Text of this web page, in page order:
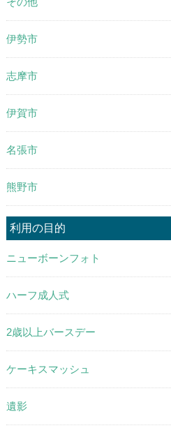
伊勢市
志摩市
伊賀市
名張市
熊野市
利用の目的
ニューボーンフォト
ハーフ成人式
2歳以上バースデー
ケーキスマッシュ
遺影